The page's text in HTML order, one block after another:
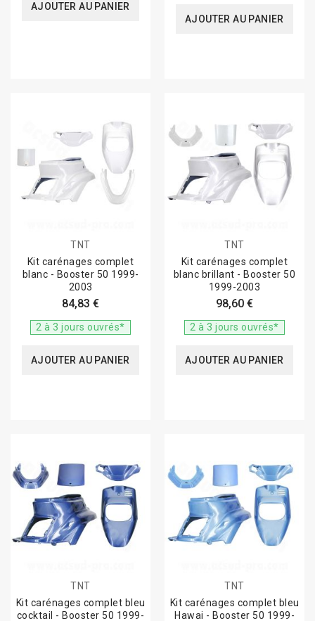
AJOUTER AU PANIER
AJOUTER AU PANIER
TNT
Kit carénages complet
blanc - Booster 50 1999-
2003
84,83 €
2 à 3 jours ouvrés*
AJOUTER AU PANIER
TNT
Kit carénages complet
blanc brillant - Booster 50
1999-2003
98,60 €
2 à 3 jours ouvrés*
AJOUTER AU PANIER
TNT
Kit carénages complet bleu
cocktail - Booster 50 1999-
TNT
Kit carénages complet bleu
Hawai - Booster 50 1999-